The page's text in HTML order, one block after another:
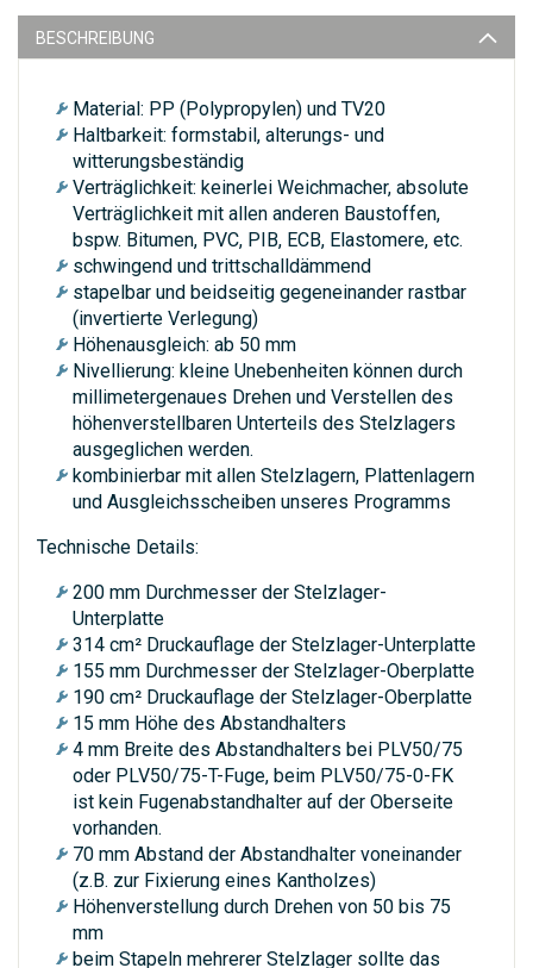
BESCHREIBUNG
Material: PP (Polypropylen) und TV20
Haltbarkeit: formstabil, alterungs- und
witterungsbeständig
Verträglichkeit: keinerlei Weichmacher, absolute
Verträglichkeit mit allen anderen Baustoffen,
bspw. Bitumen, PVC, PIB, ECB, Elastomere, etc.
schwingend und trittschalldämmend
stapelbar und beidseitig gegeneinander rastbar
(invertierte Verlegung)
Höhenausgleich: ab 50 mm
Nivellierung: kleine Unebenheiten können durch
millimetergenaues Drehen und Verstellen des
höhenverstellbaren Unterteils des Stelzlagers
ausgeglichen werden.
kombinierbar mit allen Stelzlagern, Plattenlagern
und Ausgleichsscheiben unseres Programms
Technische Details:
200 mm Durchmesser der Stelzlager-
Unterplatte
314 cm² Druckauflage der Stelzlager-Unterplatte
155 mm Durchmesser der Stelzlager-Oberplatte
190 cm² Druckauflage der Stelzlager-Oberplatte
15 mm Höhe des Abstandhalters
4 mm Breite des Abstandhalters bei PLV50/75
oder PLV50/75-T-Fuge, beim PLV50/75-0-FK
ist kein Fugenabstandhalter auf der Oberseite
vorhanden.
70 mm Abstand der Abstandhalter voneinander
(z.B. zur Fixierung eines Kantholzes)
Höhenverstellung durch Drehen von 50 bis 75
mm
beim Stapeln mehrerer Stelzlager sollte das